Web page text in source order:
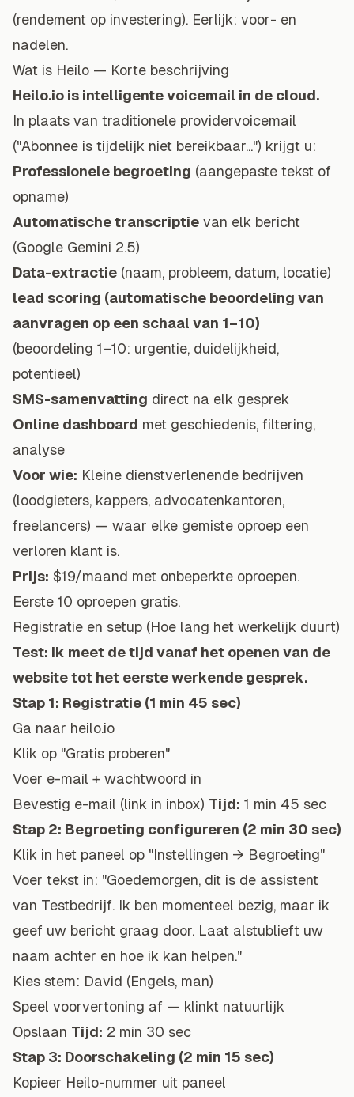
(rendement op investering). Eerlijk: voor- en
nadelen.
Wat is Heilo — Korte beschrijving
Heilo.io is intelligente voicemail in de cloud.
In plaats van traditionele providervoicemail
("Abonnee is tijdelijk niet bereikbaar...") krijgt u:
Professionele begroeting (aangepaste tekst of
opname)
Automatische transcriptie van elk bericht
(Google Gemini 2.5)
Data-extractie (naam, probleem, datum, locatie)
lead scoring (automatische beoordeling van
aanvragen op een schaal van 1–10)
(beoordeling 1–10: urgentie, duidelijkheid,
potentieel)
SMS-samenvatting direct na elk gesprek
Online dashboard met geschiedenis, filtering,
analyse
Voor wie: Kleine dienstverlenende bedrijven
(loodgieters, kappers, advocatenkantoren,
freelancers) — waar elke gemiste oproep een
verloren klant is.
Prijs: $19/maand met onbeperkte oproepen.
Eerste 10 oproepen gratis.
Registratie en setup (Hoe lang het werkelijk duurt)
Test: Ik meet de tijd vanaf het openen van de
website tot het eerste werkende gesprek.
Stap 1: Registratie (1 min 45 sec)
Ga naar heilo.io
Klik op "Gratis proberen"
Voer e-mail + wachtwoord in
Bevestig e-mail (link in inbox) Tijd: 1 min 45 sec
Stap 2: Begroeting configureren (2 min 30 sec)
Klik in het paneel op "Instellingen → Begroeting"
Voer tekst in: "Goedemorgen, dit is de assistent
van Testbedrijf. Ik ben momenteel bezig, maar ik
geef uw bericht graag door. Laat alstublieft uw
naam achter en hoe ik kan helpen."
Kies stem: David (Engels, man)
Speel voorvertoning af — klinkt natuurlijk
Opslaan Tijd: 2 min 30 sec
Stap 3: Doorschakeling (2 min 15 sec)
Kopieer Heilo-nummer uit paneel